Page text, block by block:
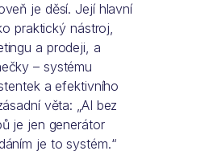
je děsí. Její hlavní
praktický nástroj,
a prodeji, a
– systému
a efektivního
věta: „AI bez
je jen generátor
je to systém.“